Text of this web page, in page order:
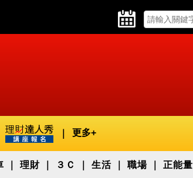
更多+
理財 ３Ｃ 生活 職場 正能量